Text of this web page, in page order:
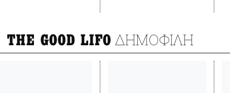
THE GOOD LIFO ΔΗΜΟΦΙΛΗ